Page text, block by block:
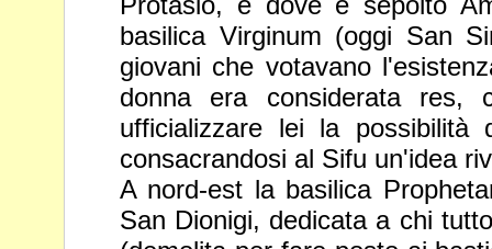
basilica Virginum (oggi San
giovani che votavano
donna era considerata res,
ufficializzare lei la possibilità
consacrandosi al Sifu un'idea
A nord-est la basilica
San Dionigi, dedicata a chi